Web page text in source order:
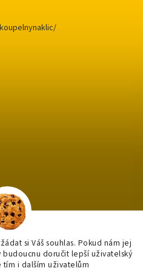
si Váš souhlas. Pokud nám jej
doručit lepší uživatelský
i dalším uživatelům
i